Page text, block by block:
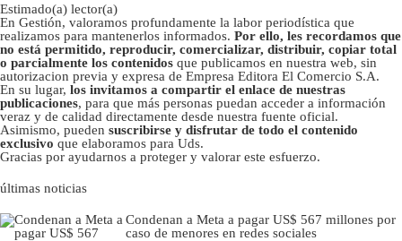
Estimado(a) lector(a)
En Gestión, valoramos profundamente la labor periodística que
realizamos para mantenerlos informados. Por ello, les recordamos que
no está permitido, reproducir, comercializar, distribuir, copiar total
o parcialmente los contenidos que publicamos en nuestra web, sin
autorizacion previa y expresa de Empresa Editora El Comercio S.A.
En su lugar, los invitamos a compartir el enlace de nuestras
publicaciones, para que más personas puedan acceder a información
veraz y de calidad directamente desde nuestra fuente oficial.
Asimismo, pueden suscribirse y disfrutar de todo el contenido
exclusivo que elaboramos para Uds.
Gracias por ayudarnos a proteger y valorar este esfuerzo.
últimas noticias
Condenan a Meta a pagar US$ 567 millones por
caso de menores en redes sociales